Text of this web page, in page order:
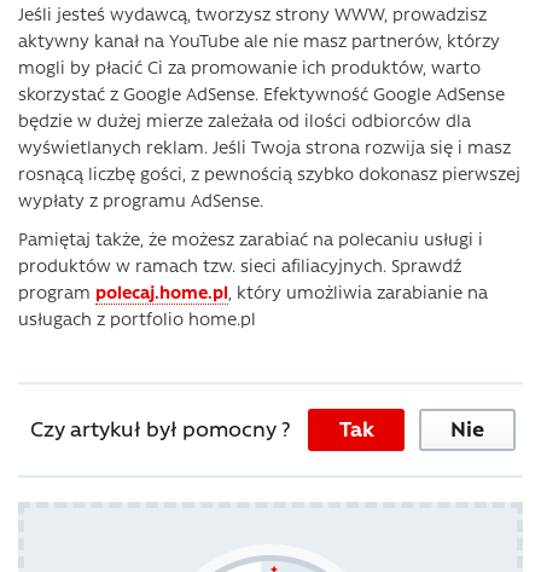
Jeśli jesteś wydawcą, tworzysz strony WWW, prowadzisz
aktywny kanał na YouTube ale nie masz partnerów, którzy
mogli by płacić Ci za promowanie ich produktów, warto
skorzystać z Google AdSense. Efektywność Google AdSense
będzie w dużej mierze zależała od ilości odbiorców dla
wyświetlanych reklam. Jeśli Twoja strona rozwija się i masz
rosnącą liczbę gości, z pewnością szybko dokonasz pierwszej
wypłaty z programu AdSense.
Pamiętaj także, że możesz zarabiać na polecaniu usługi i
produktów w ramach tzw. sieci afiliacyjnych. Sprawdź
program polecaj.home.pl, który umożliwia zarabianie na
usługach z portfolio home.pl
Czy artykuł był pomocny ? Tak Nie